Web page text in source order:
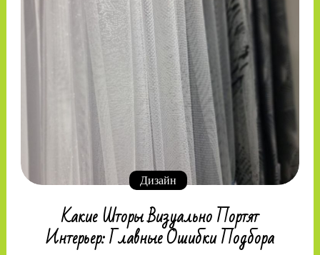
Дизайн
Какие Шторы Визуально Портят
Интерьер: Главные Ошибки Подбора